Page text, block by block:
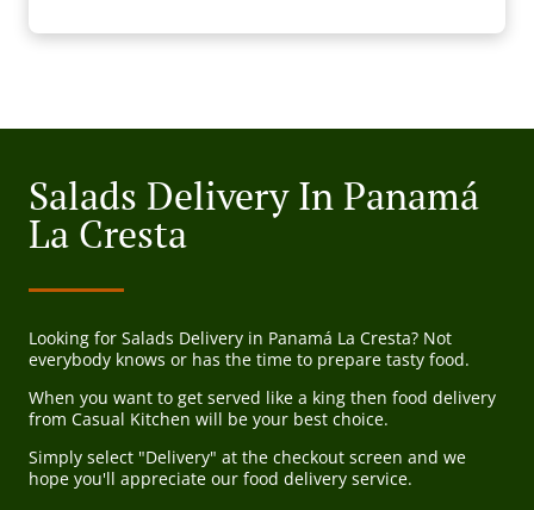
Salads Delivery In Panamá
La Cresta
Looking for Salads Delivery in Panamá La Cresta? Not
everybody knows or has the time to prepare tasty food.
When you want to get served like a king then food delivery
from Casual Kitchen will be your best choice.
Simply select "Delivery" at the checkout screen and we
hope you'll appreciate our food delivery service.